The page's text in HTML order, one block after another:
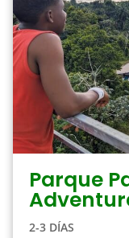
Parque
2-3 DÍAS